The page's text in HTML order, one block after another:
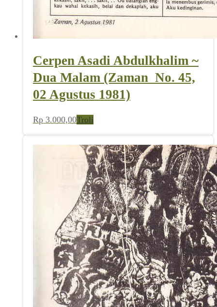
Cerpen Asadi Abdulkhalim ~
Dua Malam (Zaman_No. 45,
02 Agustus 1981)
Rp 3.000,00Troli